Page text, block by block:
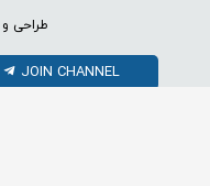
طراحی و
JOIN CHANNEL